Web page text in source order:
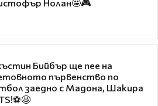
Нолан🤩🎮
Бийбър ще пее на
първенство по
заедно с Мадона, Шакира